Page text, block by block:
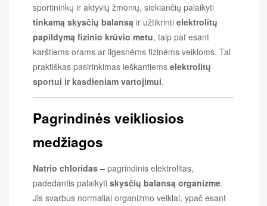
sportininkų ir aktyvių žmonių, siekiančių palaikyti
tinkamą skysčių balansą ir užtikrinti elektrolitų
papildymą fizinio krūvio metu, taip pat esant
karštiems orams ar ilgesnėms fizinėms veikloms. Tai
praktiškas pasirinkimas ieškantiems elektrolitų
sportui ir kasdieniam vartojimui.
Pagrindinės veikliosios
medžiagos
Natrio chloridas – pagrindinis elektrolitas,
padedantis palaikyti skysčių balansą organizme.
Jis svarbus normaliai organizmo veiklai, ypač esant